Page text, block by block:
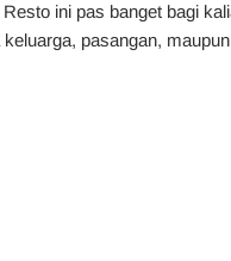
ini pas banget bagi
pasangan,